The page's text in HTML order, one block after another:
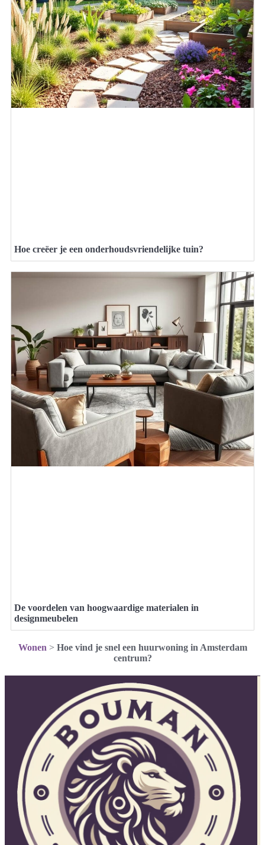
Hoe creëer je een onderhoudsvriendelijke tuin?
De voordelen van hoogwaardige materialen in
designmeubelen
Wonen > Hoe vind je snel een huurwoning in Amsterdam
centrum?